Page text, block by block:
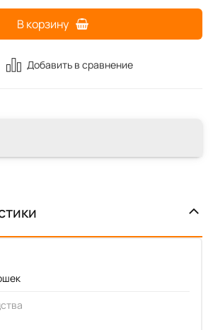
Добавить в сравнение
В корзину